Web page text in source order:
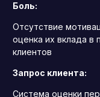
Боль:
Отсутствие
оценка их вклада в
клиентов
Запрос клиента:
Система оценки